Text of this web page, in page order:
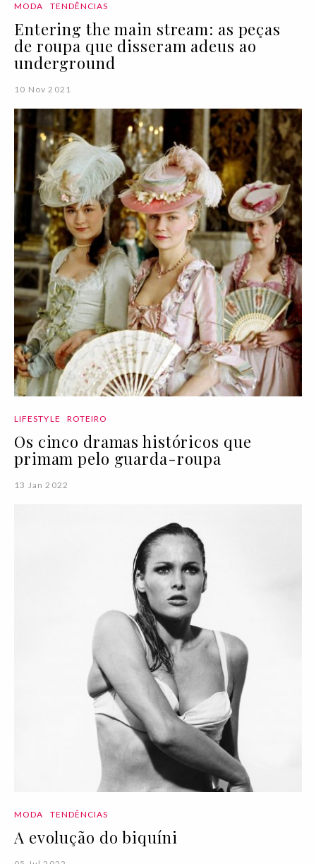
MODA TENDÊNCIAS
Entering the main stream: as peças
de roupa que disseram adeus ao
underground
10 Nov 2021
LIFESTYLE ROTEIRO
Os cinco dramas históricos que
primam pelo guarda-roupa
13 Jan 2022
MODA TENDÊNCIAS
A evolução do biquíni